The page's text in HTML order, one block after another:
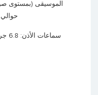
حوالي 8 ساعات